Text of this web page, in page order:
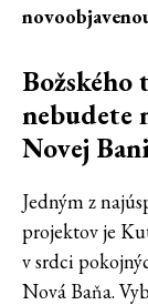
Božského
nebudete
Novej
Jedným z
projektov je
v srdci
Nová Baňa.